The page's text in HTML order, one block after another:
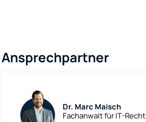
Ansprechpartner
Dr. Marc Maisch
Fachanwalt für IT-Recht